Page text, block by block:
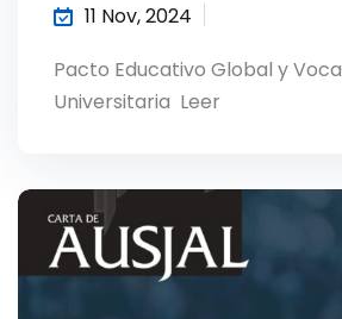
11 Nov, 2024
Pacto Educativo Global y
Universitaria Leer